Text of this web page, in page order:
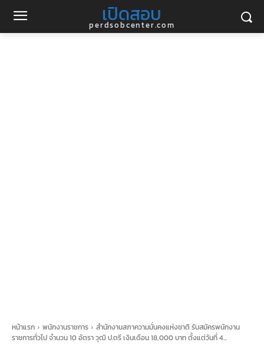
เปิดสอบ
perdsobcenter.com
หน้าแรก พนักงานราชการ
สำนักงานสภาความมั่นคงแห่งชาติ รับสมัครพนักงาน
ราชการทั่วไป จำนวน 10 อัตรา วุฒิ ป.ตรี เงินเดือน 18,000 บาท ตั้งแต่วันที่ 4...